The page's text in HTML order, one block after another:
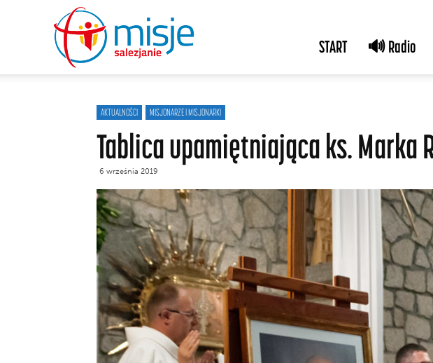
salezjanie
START 🔊 Radio
AKTUALNOŚCI MISJONARZE I MISJONARKI
Tablica upamiętniająca ks. Marka
6 września 2019